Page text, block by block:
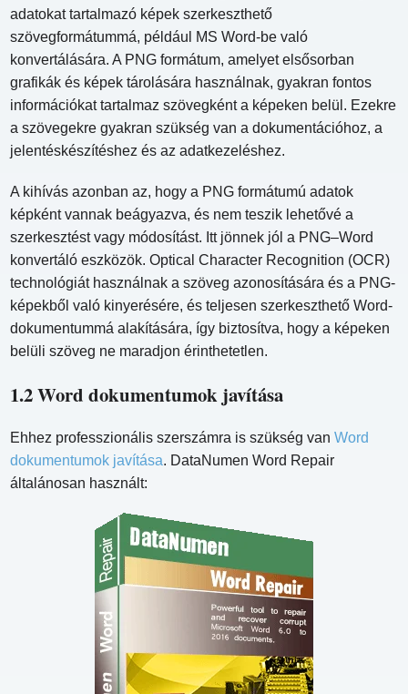
adatokat tartalmazó képek szerkeszthető
szövegformátummá, például MS Word-be való
konvertálására. A PNG formátum, amelyet elsősorban
grafikák és képek tárolására használnak, gyakran fontos
információkat tartalmaz szövegként a képeken belül. Ezekre
a szövegekre gyakran szükség van a dokumentációhoz, a
jelentéskészítéshez és az adatkezeléshez.
A kihívás azonban az, hogy a PNG formátumú adatok
képként vannak beágyazva, és nem teszik lehetővé a
szerkesztést vagy módosítást. Itt jönnek jól a PNG–Word
konvertáló eszközök. Optical Character Recognition (OCR)
technológiát használnak a szöveg azonosítására és a PNG-
képekből való kinyerésére, és teljesen szerkeszthető Word-
dokumentummá alakítására, így biztosítva, hogy a képeken
belüli szöveg ne maradjon érinthetetlen.
1.2 Word dokumentumok javítása
Ehhez professzionális szerszámra is szükség vanWord
dokumentumok javítása. DataNumen Word Repair
általánosan használt: